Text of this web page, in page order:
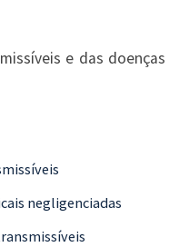
e das doenças
negligenciadas